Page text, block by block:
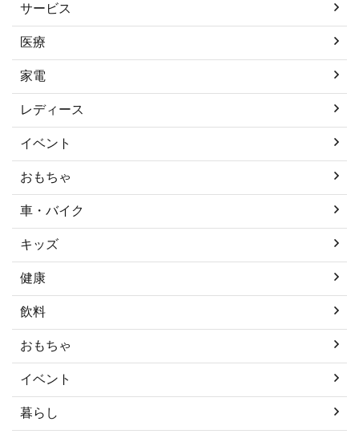
サービス
医療
家電
レディース
イベント
おもちゃ
車・バイク
キッズ
健康
飲料
おもちゃ
イベント
暮らし